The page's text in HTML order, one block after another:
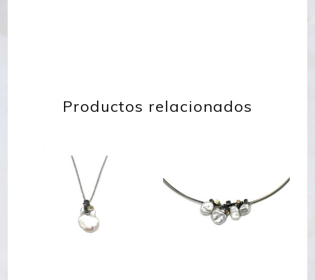
Productos relacionados